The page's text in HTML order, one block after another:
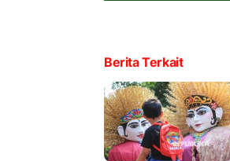
Berita Terkait